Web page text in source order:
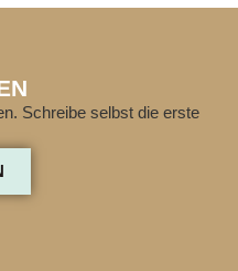
Schreibe selbst die erste